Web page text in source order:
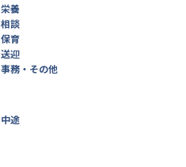
栄養
相談
保育
送迎
事務・その他
中途